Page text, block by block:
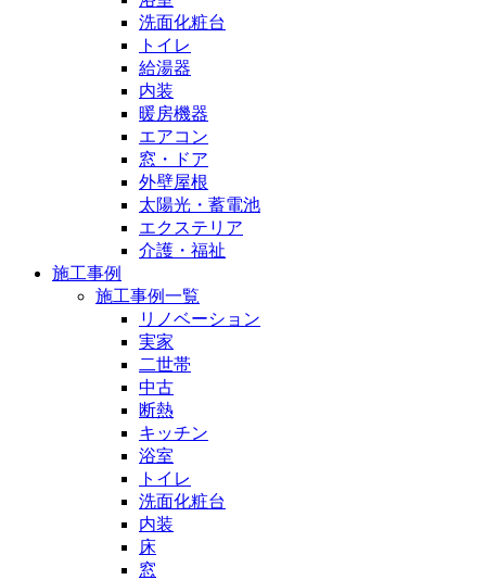
洗面化粧台
トイレ
給湯器
内装
暖房機器
エアコン
窓・ドア
外壁屋根
太陽光・蓄電池
エクステリア
介護・福祉
施工事例
施工事例一覧
リノベーション
実家
二世帯
中古
断熱
キッチン
浴室
トイレ
洗面化粧台
内装
床
窓